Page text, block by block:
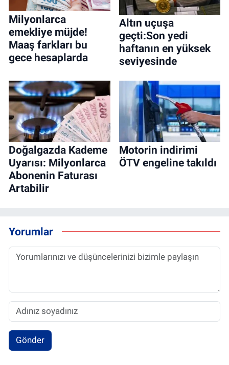
Milyonlarca
emekliye müjde!
Maaş farkları bu
gece hesaplarda
Altın uçuşa
geçti:Son yedi
haftanın en yüksek
seviyesinde
Doğalgazda Kademe
Uyarısı: Milyonlarca
Abonenin Faturası
Artabilir
Motorin indirimi
ÖTV engeline takıldı
Yorumlar
Gönder